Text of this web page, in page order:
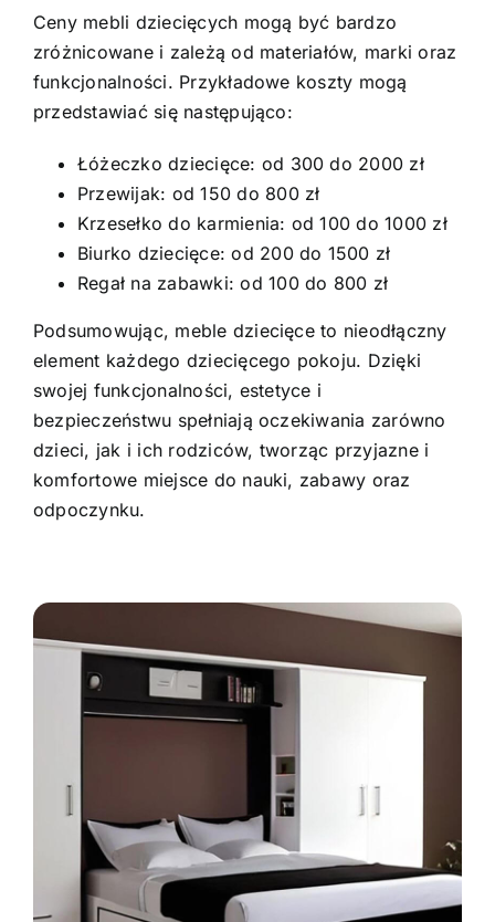
Ceny mebli dziecięcych mogą być bardzo
zróżnicowane i zależą od materiałów, marki oraz
funkcjonalności. Przykładowe koszty mogą
przedstawiać się następująco:
Łóżeczko dziecięce: od 300 do 2000 zł
Przewijak: od 150 do 800 zł
Krzesełko do karmienia: od 100 do 1000 zł
Biurko dziecięce: od 200 do 1500 zł
Regał na zabawki: od 100 do 800 zł
Podsumowując, meble dziecięce to nieodłączny
element każdego dziecięcego pokoju. Dzięki
swojej funkcjonalności, estetyce i
bezpieczeństwu spełniają oczekiwania zarówno
dzieci, jak i ich rodziców, tworząc przyjazne i
komfortowe miejsce do nauki, zabawy oraz
odpoczynku.